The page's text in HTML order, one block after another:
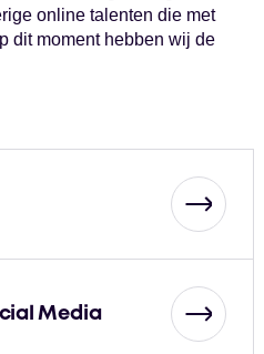
online talenten die met
dit moment hebben wij de
Media